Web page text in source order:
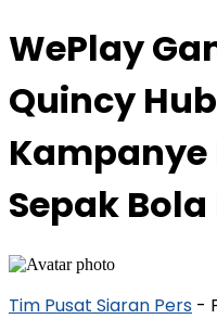
WePlay
Quincy
Kampanye
Sepak
Tim Pusat Siaran Pers -